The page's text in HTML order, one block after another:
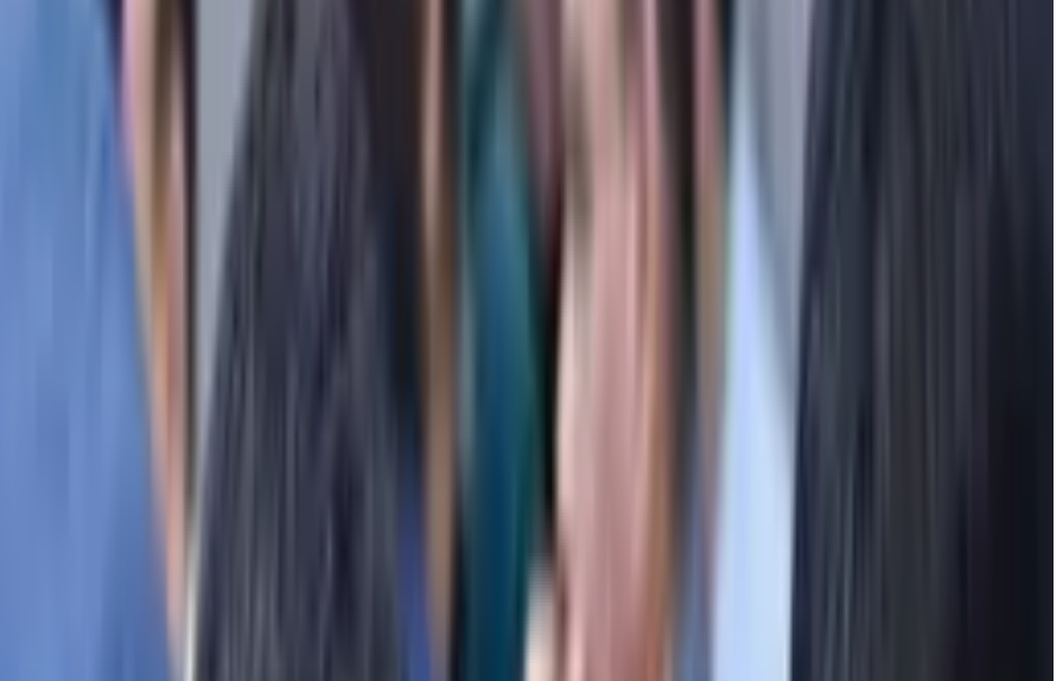
сильный град с помощью специальных ракет